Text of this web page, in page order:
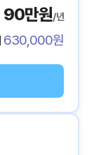
90만원/년
630,000원